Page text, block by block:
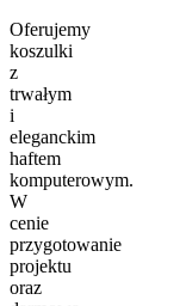
Oferujemy
koszulki
z
trwałym
i
eleganckim
haftem
komputerowym.
W
cenie
przygotowanie
projektu
oraz